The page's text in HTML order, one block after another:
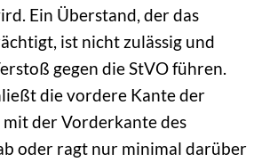
Ein Überstand, der das
ist nicht zulässig und
gegen die StVO führen.
die vordere Kante der
der Vorderkante des
oder ragt nur minimal darüber